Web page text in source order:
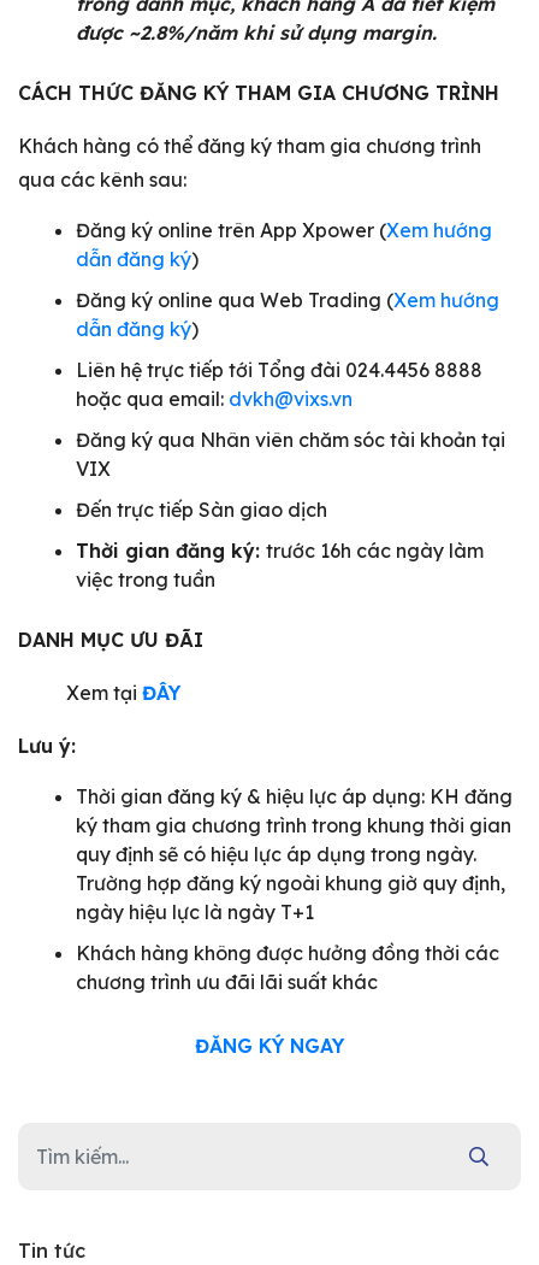
Tin tức
được ~2.8%/năm khi sử dụng margin.
CÁCH THỨC ĐĂNG KÝ THAM GIA CHƯƠNG TRÌNH
Khách hàng có thể đăng ký tham gia chương trình
qua các kênh sau:
Đăng ký online trên App Xpower (Xem hướng
dẫn đăng ký)
Đăng ký online qua Web Trading (Xem hướng
dẫn đăng ký)
Liên hệ trực tiếp tới Tổng đài 024.4456 8888
hoặc qua email: dvkh@vixs.vn
Đăng ký qua Nhân viên chăm sóc tài khoản tại
VIX
Đến trực tiếp Sàn giao dịch
Thời gian đăng ký: trước 16h các ngày làm
việc trong tuần
DANH MỤC ƯU ĐÃI
Xem tại ĐÂY
Lưu ý:
Thời gian đăng ký & hiệu lực áp dụng: KH đăng
ký tham gia chương trình trong khung thời gian
quy định sẽ có hiệu lực áp dụng trong ngày.
Trường hợp đăng ký ngoài khung giờ quy định,
ngày hiệu lực là ngày T+1
Khách hàng không được hưởng đồng thời các
chương trình ưu đãi lãi suất khác
ĐĂNG KÝ NGAY